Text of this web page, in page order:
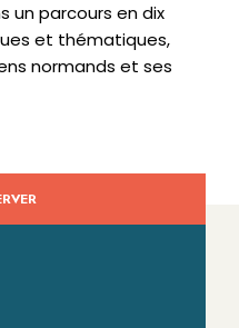
un parcours en dix
et thématiques,
normands et ses